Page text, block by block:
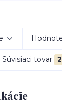
Súvisiaci tovar 2